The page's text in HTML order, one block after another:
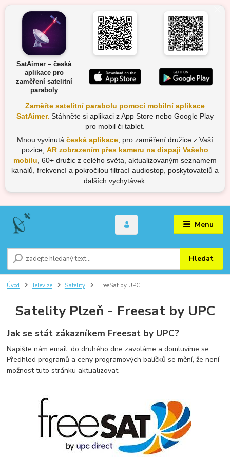
SatAimer – česká
aplikace pro
zaměření satelitní
paraboly
Zaměřte satelitní parabolu pomocí mobilní aplikace
SatAimer. Stáhněte si aplikaci z App Store nebo Google Play
pro mobil či tablet.
Mnou vyvinutá česká aplikace , pro zaměření družice z Vaší
pozice, AR zobrazením přes kameru na dispaji Vašeho
mobilu , 60+ družic z celého světa, aktualizovaným seznamem
kanálů, frekvencí a pokročilou filtrací audiostop, poskytovatelů a
dalších vychytávek.
Menu
Hledat
Úvod Televize Satelity FreeSat by UPC
Satelity Plzeň - Freesat by UPC
Jak se stát zákazníkem Freesat by UPC?
Napište nám email, do druhého dne zavoláme a domluvíme se.
Předhled programů a ceny programových balíčků se mění, že není
možnost tuto stránku aktualizovat.